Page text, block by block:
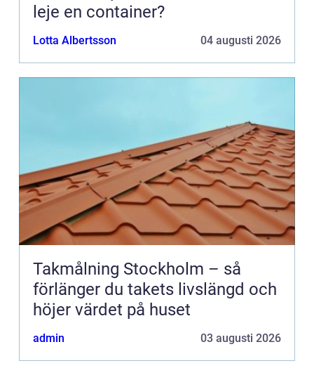
leje en container?
Lotta Albertsson 04 augusti 2026
Takmålning Stockholm – så
förlänger du takets livslängd och
höjer värdet på huset
admin 03 augusti 2026